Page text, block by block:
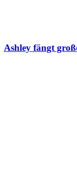
Ashley fängt